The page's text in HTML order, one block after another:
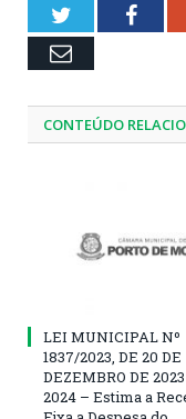
Twitter
Email
CONTEÚDO
LEI MUNICIPAL Nº
1837/2023, DE 20 DE
DEZEMBRO DE
2024 – Estima a